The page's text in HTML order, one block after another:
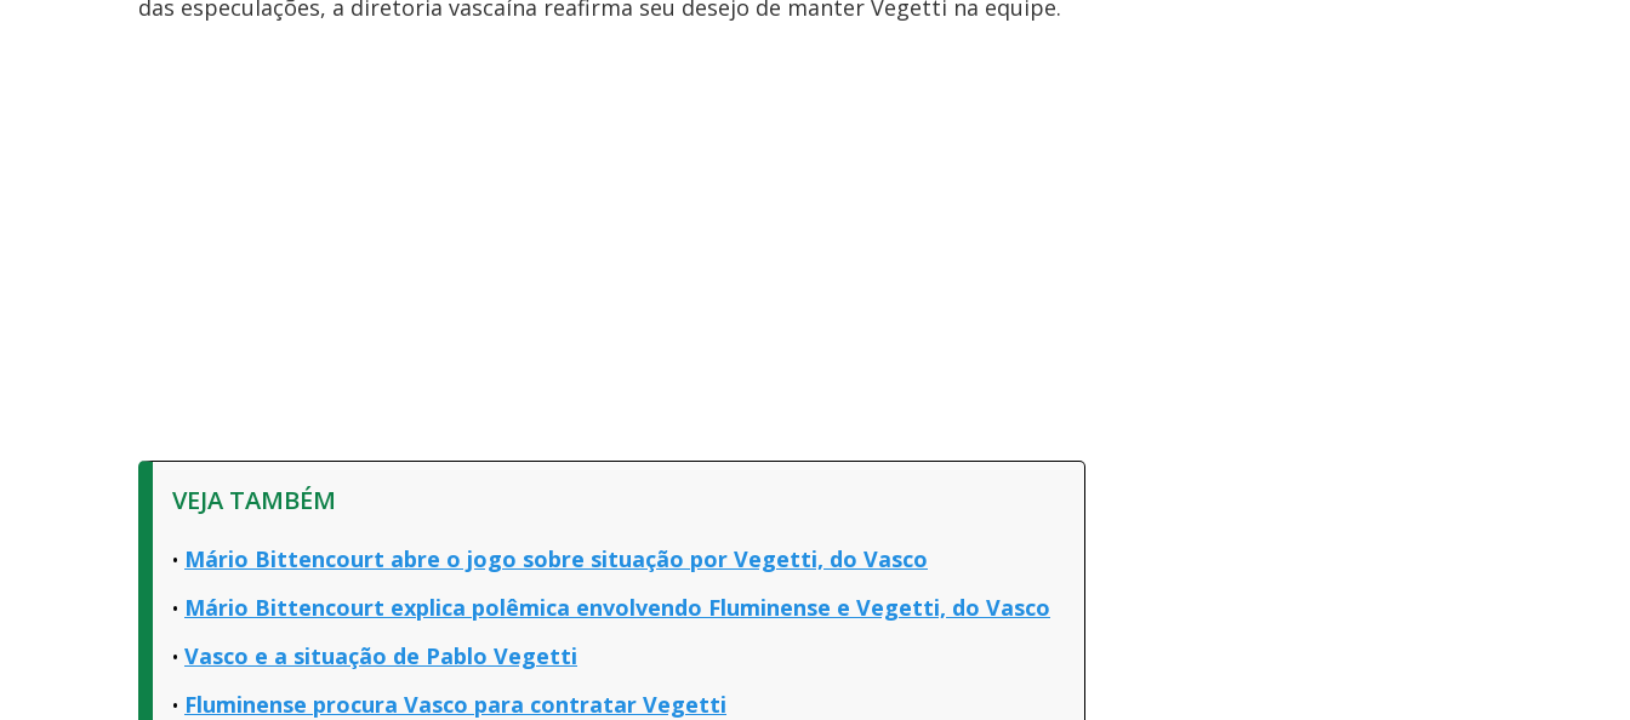
das especulações, a diretoria vascaína reafirma seu desejo de manter Vegetti na equipe.
VEJA TAMBÉM
Mário Bittencourt abre o jogo sobre situação por Vegetti, do Vasco
Mário Bittencourt explica polêmica envolvendo Fluminense e Vegetti, do Vasco
Vasco e a situação de Pablo Vegetti
Fluminense procura Vasco para contratar Vegetti